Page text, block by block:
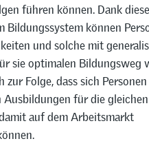
führen können. Dank
Bildungssystem können
und solche mit
sie optimalen Bildungsweg
zur Folge, dass sich
für die
auf dem Arbeitsmarkt